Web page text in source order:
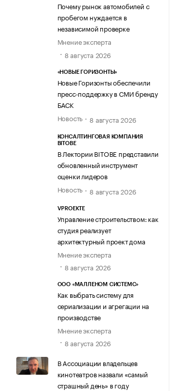
Почему рынок автомобилей с
пробегом нуждается в
независимой проверке
Мнение эксперта
8 августа 2026
«НОВЫЕ ГОРИЗОНТЫ»
Новые Горизонты обеспечили
пресс-поддержку в СМИ бренду
БАСК
Новость
8 августа 2026
КОНСАЛТИНГОВАЯ КОМПАНИЯ
BITOBE
В Лектории BITOBE представили
обновленный инструмент
оценки лидеров
Новость
8 августа 2026
VPROEKTE
Управление строительством: как
студия реализует
архитектурный проект дома
Мнение эксперта
8 августа 2026
ООО «МАЛЛЕНОМ СИСТЕМС»
Как выбрать систему для
сериализации и агрегации на
производстве
Мнение эксперта
8 августа 2026
В Ассоциации владельцев
кинотеатров назвали «самый
страшный день» в году